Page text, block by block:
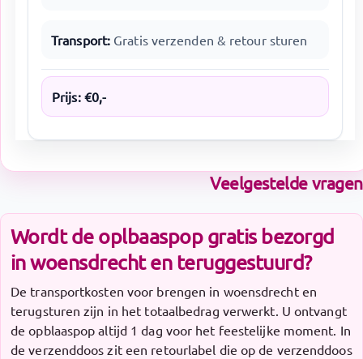
Transport: Gratis verzenden & retour sturen
Prijs: €0,-
Veelgestelde vragen
Wordt de oplbaaspop gratis bezorgd
in woensdrecht en teruggestuurd?
De transportkosten voor brengen in woensdrecht en
terugsturen zijn in het totaalbedrag verwerkt. U ontvangt
de opblaaspop altijd 1 dag voor het feestelijke moment. In
de verzenddoos zit een retourlabel die op de verzenddoos